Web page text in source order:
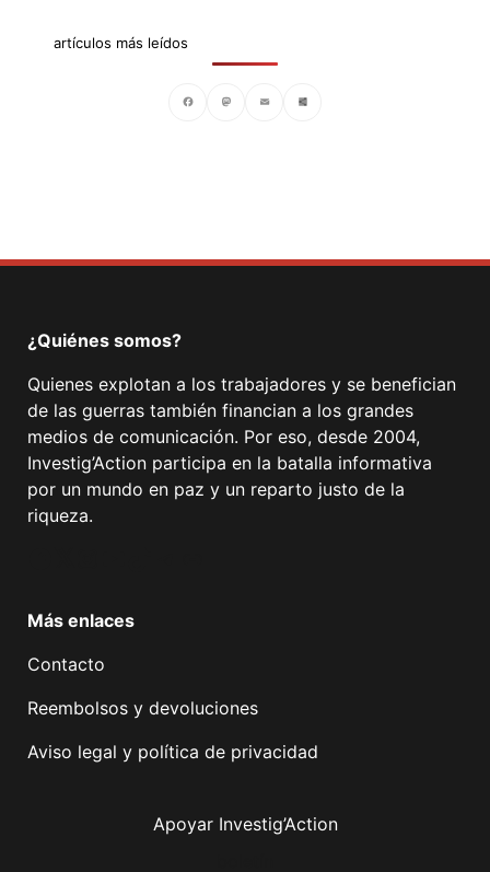
artículos más leídos
¿Quiénes somos?
Quienes explotan a los trabajadores y se benefician
de las guerras también financian a los grandes
medios de comunicación. Por eso, desde 2004,
Investig’Action participa en la batalla informativa
por un mundo en paz y un reparto justo de la
riqueza.
Más enlaces
Contacto
Reembolsos y devoluciones
Aviso legal y política de privacidad
Apoyar Investig’Action